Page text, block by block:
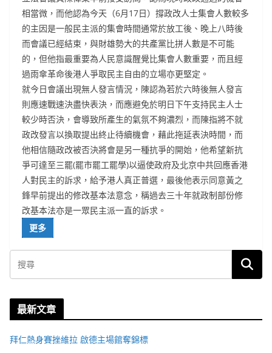
相當微，而他認為今天（6月17日）撐政改人士集會人數較多
的主因是一般民主派的集會時間通常於放工後、晚上八時後
而會議已經結束，與財雄勢大的共產黨比拼人數是不可能
的，但他指最重要為人民意識醒覺比集會人數重要，而且經
過雨傘革命後港人爭取民主自由的立場亦更堅定。
就今日會議出現無人發言情況，陳認為若於六時後無人發言
則應速戰速決盡快表決，而應避免於明日下午支持民主人士
較少時否決，會導致所產生的氣氛不夠濃烈，而陳指將不就
政改發言以換取提出終止待續機會，藉此拖延表決時間，而
他相信隨政改被否決將會是另一種抗爭的開始，他希望新抗
爭可達至三罷(罷市罷工罷學)以逼使政府及北京中共回應香港
人對民主的訴求，給予港人真正普選，最後他表示同意黃之
鋒早前提出的修改基本法意念，稱過去三十年就政制部份修
改基本法亦是一眾民主派一直的訴求。
更多
最新文章
拜仁熱身賽挫維拉 啟德主場館奪錦標